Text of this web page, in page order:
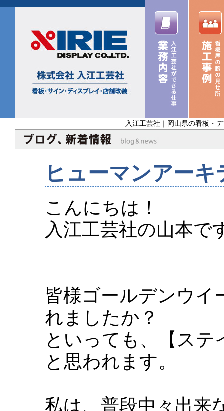
入江工芸社｜岡山県の看板・
ヒューマンアーキ
こんにちは！
入江工芸社の山本で
皆様ゴールデンウイ
れましたか？
といっても、【ス
と思われます。
私は、普段中々出来